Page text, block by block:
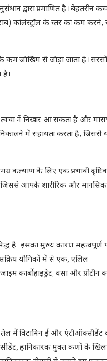
द्वारा प्रमाणित है। बेहतरीन
कोलेस्ट्रॉल के स्तर को कम करने,
कम जोखिम से जोड़ा जाता है।
है।
में निखार आ सकता है और
निकालने में सहायता करता है,
कल्याण के लिए एक प्रभावी
आपके शारीरिक और मानसिक
है। इसका मुख्य कारण महत्वपूर्ण
यौगिकों में से एक, एलिल
कार्बोहाइड्रेट, वसा और प्रोटीन
तेल में विटामिन ई और एंटीऑक्सीडेंट
हानिकारक मुक्त कणों के